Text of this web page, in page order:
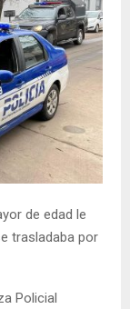
de edad le
trasladaba por
Policial